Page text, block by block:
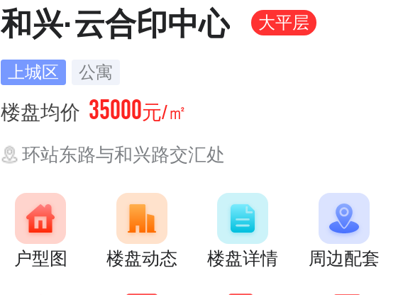
和兴·云合印中心 大平层
上城区 公寓
楼盘均价 35000元/㎡
环站东路与和兴路交汇处
户型图 楼盘动态 楼盘详情 周边配套